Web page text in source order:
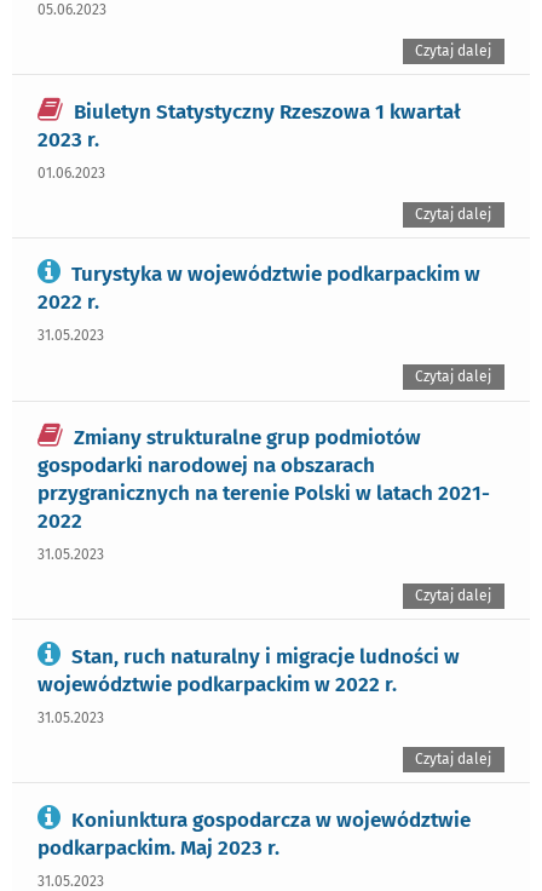
05.06.2023
Czytaj dalej
Biuletyn Statystyczny Rzeszowa 1 kwartał
2023 r.
01.06.2023
Czytaj dalej
Turystyka w województwie podkarpackim w
2022 r.
31.05.2023
Czytaj dalej
Zmiany strukturalne grup podmiotów
gospodarki narodowej na obszarach
przygranicznych na terenie Polski w latach 2021-
2022
31.05.2023
Czytaj dalej
Stan, ruch naturalny i migracje ludności w
województwie podkarpackim w 2022 r.
31.05.2023
Czytaj dalej
Koniunktura gospodarcza w województwie
podkarpackim. Maj 2023 r.
31.05.2023